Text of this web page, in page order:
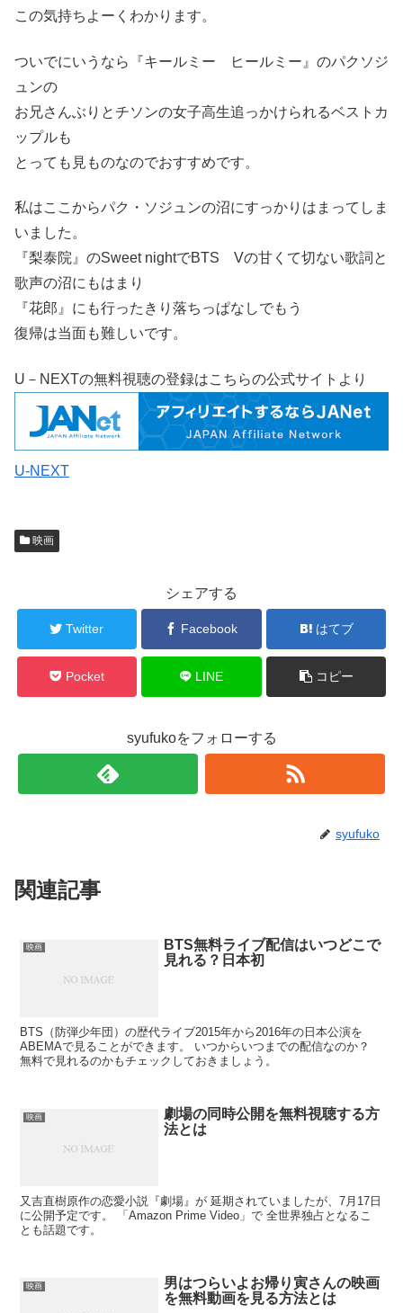
この気持ちよーくわかります。
ついでにいうなら『キールミー ヒールミー』のパクソジ
ュンの
お兄さんぶりとチソンの女子高生追っかけられるベストカ
ップルも
とっても見ものなのでおすすめです。
私はここからパク・ソジュンの沼にすっかりはまってしま
いました。
『梨泰院』のSweet nightでBTS Vの甘くて切ない歌詞と
歌声の沼にもはまり
『花郎』にも行ったきり落ちっぱなしでもう
復帰は当面も難しいです。
U－NEXTの無料視聴の登録はこちらの公式サイトより
U-NEXT
映画
シェアする
Twitter Facebook はてブ
Pocket LINE コピー
syufukoをフォローする
syufuko
関連記事
映画
BTS無料ライブ配信はいつどこで
見れる？日本初
BTS（防弾少年団）の歴代ライブ2015年から2016年の日本公演を
ABEMAで見ることができます。 いつからいつまでの配信なのか？
無料で見れるのかもチェックしておきましょう。
映画
劇場の同時公開を無料視聴する方
法とは
又吉直樹原作の恋愛小説『劇場』が 延期されていましたが、7月17日
に公開予定です。 「Amazon Prime Video」で 全世界独占となるこ
とも話題です。
映画
男はつらいよお帰り寅さんの映画
を無料動画を見る方法とは